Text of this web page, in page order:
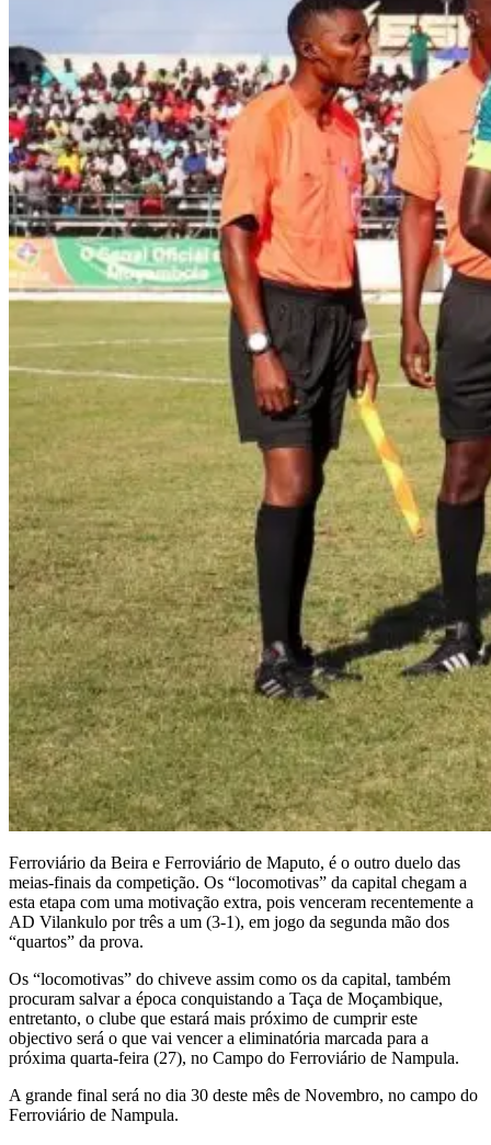
Ferroviário da Beira e Ferroviário de Maputo, é o outro duelo das
meias-finais da competição. Os “locomotivas” da capital chegam a
esta etapa com uma motivação extra, pois venceram recentemente a
AD Vilankulo por três a um (3-1), em jogo da segunda mão dos
“quartos” da prova.
Os “locomotivas” do chiveve assim como os da capital, também
procuram salvar a época conquistando a Taça de Moçambique,
entretanto, o clube que estará mais próximo de cumprir este
objectivo será o que vai vencer a eliminatória marcada para a
próxima quarta-feira (27), no Campo do Ferroviário de Nampula.
A grande final será no dia 30 deste mês de Novembro, no campo do
Ferroviário de Nampula.